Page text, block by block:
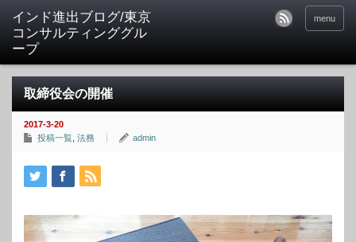
インド進出ブログ/東京
コンサルティンググル
ープ
menu
取締役会の開催
2017-3-20
投稿一覧 法務 admin